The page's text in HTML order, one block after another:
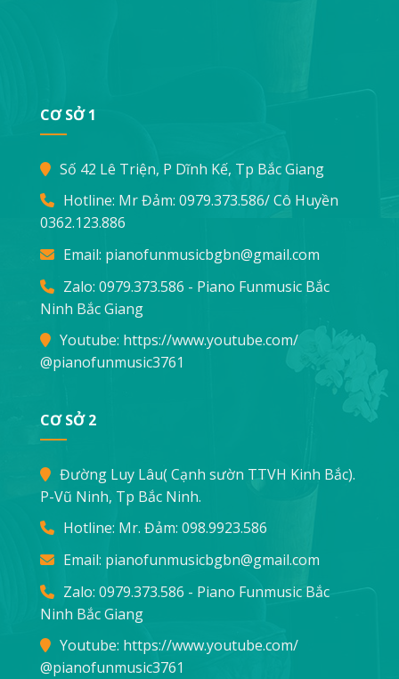
CƠ SỞ 1
Số 42 Lê Triện, P Dĩnh Kế, Tp Bắc Giang
Hotline: Mr Đảm: 0979.373.586/ Cô Huyền
0362.123.886
Email: pianofunmusicbgbn@gmail.com
Zalo: 0979.373.586 - Piano Funmusic Bắc
Ninh Bắc Giang
Youtube: https://www.youtube.com/
@pianofunmusic3761
CƠ SỞ 2
Đường Luy Lâu( Cạnh sườn TTVH Kinh Bắc).
P-Vũ Ninh, Tp Bắc Ninh.
Hotline: Mr. Đảm: 098.9923.586
Email: pianofunmusicbgbn@gmail.com
Zalo: 0979.373.586 - Piano Funmusic Bắc
Ninh Bắc Giang
Youtube: https://www.youtube.com/
@pianofunmusic3761